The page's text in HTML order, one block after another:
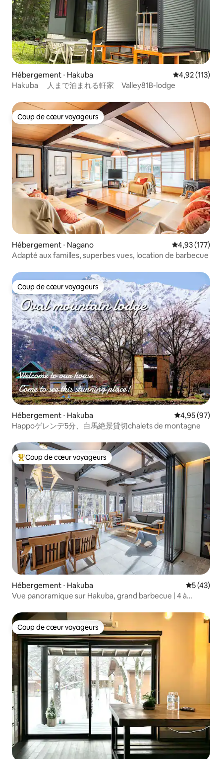
Hébergement ⋅ Hakuba Évaluation
4,92 (113)
Hakuba 人まで泊まれる軒家 Valley81B-lodge
Coup de cœur voyageurs
Coup de cœur voyageurs
Hébergement ⋅ Nagano Évaluation
4,93 (177)
Adapté aux familles, superbes vues, location de barbecue
Coup de cœur voyageurs
Coup de cœur voyageurs
Hébergement ⋅ Hakuba Évaluation
4,95 (97)
Happoゲレンデ5分、白馬絶景貸切chalets de montagne
Coups de cœur voyageurs les plus appréciés
Coup de cœur voyageurs
Hébergement ⋅ Hakuba
5 (43)
Vue panoramique sur Hakuba, grand barbecue | 4 à
Coup de cœur voyageurs
Coup de cœur voyageurs